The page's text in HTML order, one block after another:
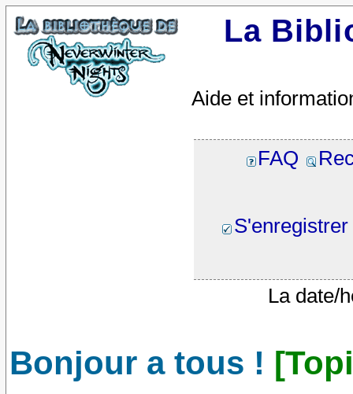
La
Aide et
FAQ
S'enregistrer
La date/
Bonjour a tous !